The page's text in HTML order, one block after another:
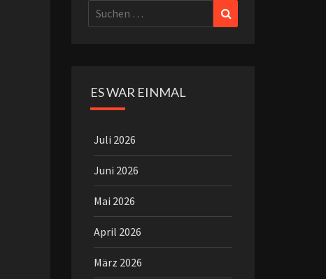
Suchen
nach:
ES WAR EINMAL
Juli 2026
Juni 2026
Mai 2026
April 2026
März 2026